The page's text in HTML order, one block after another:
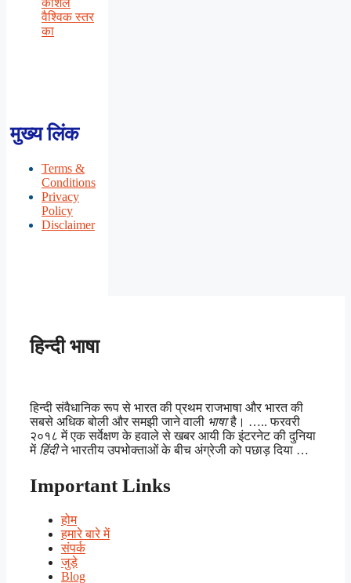
कौशल
वैश्विक स्तर
का
मुख्य लिंक
Terms &
Conditions
Privacy
Policy
Disclaimer
हिन्दी भाषा
हिन्दी संवैधानिक रूप से भारत की प्रथम राजभाषा और भारत की
सबसे अधिक बोली और समझी जाने वाली भाषाहै। ….. फरवरी
२०१८ में एक सर्वेक्षण के हवाले से खबर आयी कि इंटरनेट की दुनिया
में हिंदीने भारतीय उपभोक्ताओं के बीच अंग्रेजी को पछाड़ दिया …
Important Links
होम
हमारे बारे में
संपर्क
जुड़े
Blog